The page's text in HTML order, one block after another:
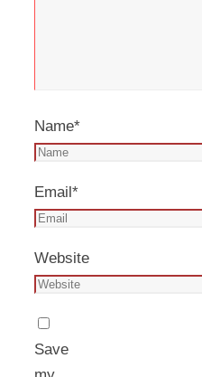
Name*
Email*
Website
Save